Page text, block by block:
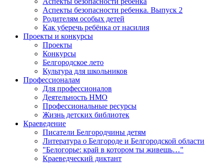
Аспекты безопасности ребенка. Выпуск 2
Родителям особых детей
Как уберечь ребёнка от насилия
Проекты и конкурсы
Проекты
Конкурсы
Белгородское лето
Культура для школьников
Профессионалам
Для профессионалов
Деятельность НМО
Профессиональные ресурсы
Жизнь детских библиотек
Краеведение
Писатели Белгородчины детям
Литература о Белгороде и Белгородской области
"Белогорье: край в котором ты живешь…"
Краеведческий диктант